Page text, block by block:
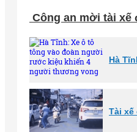
Công an mời tài
Hà
Tài